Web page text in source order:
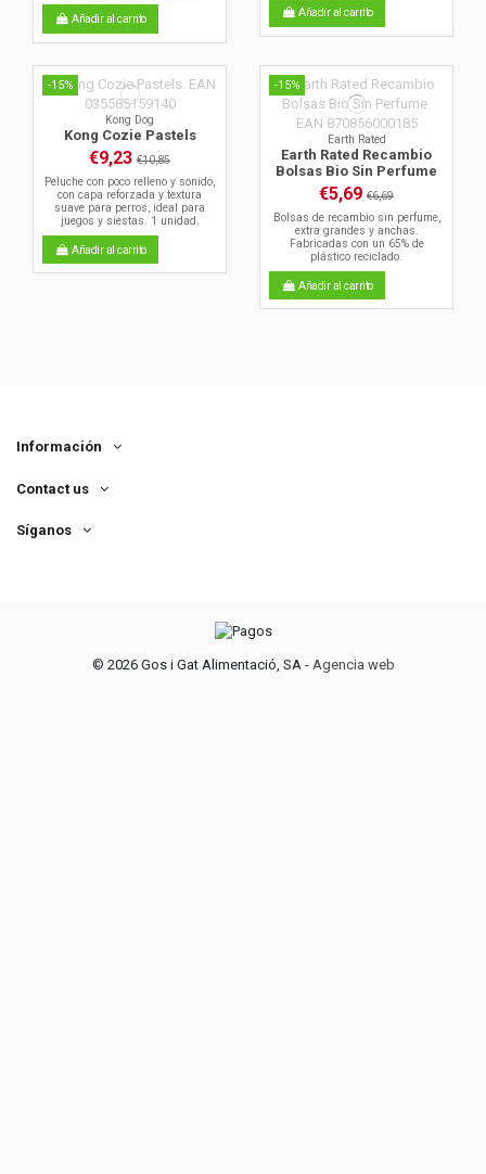
Añadir al carrito Añadir al carrito
-15%
Kong Dog
Kong Cozie Pastels
€9,23 €10,85
Peluche con poco relleno y sonido,
con capa reforzada y textura
suave para perros, ideal para
juegos y siestas. 1 unidad.
Añadir al carrito
-15%
Earth Rated
Earth Rated Recambio
Bolsas Bio Sin Perfume
€5,69 €6,69
Bolsas de recambio sin perfume,
extra grandes y anchas.
Fabricadas con un 65% de
plástico reciclado.
Añadir al carrito
Información
Contact us
Síganos
© 2026 Gos i Gat Alimentació, SA - Agencia web